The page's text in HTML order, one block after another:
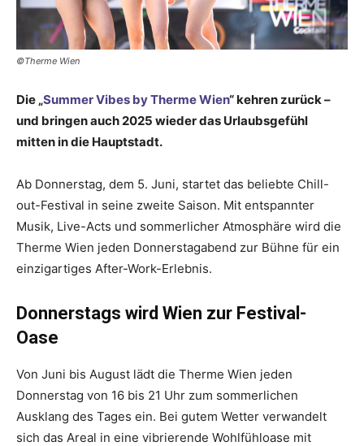
©Therme Wien
Die „Summer Vibes by Therme Wien“ kehren zurück –
und bringen auch 2025 wieder das Urlaubsgefühl
mitten in die Hauptstadt.
Ab Donnerstag, dem 5. Juni, startet das beliebte Chill-
out-Festival in seine zweite Saison. Mit entspannter
Musik, Live-Acts und sommerlicher Atmosphäre wird die
Therme Wien jeden Donnerstagabend zur Bühne für ein
einzigartiges After-Work-Erlebnis.
Donnerstags wird Wien zur Festival-
Oase
Von Juni bis August lädt die Therme Wien jeden
Donnerstag von 16 bis 21 Uhr zum sommerlichen
Ausklang des Tages ein. Bei gutem Wetter verwandelt
sich das Areal in eine vibrierende Wohlfühloase mit